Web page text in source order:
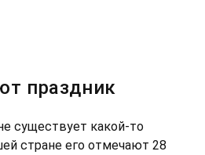
праздник
существует какой-то
стране его отмечают 28